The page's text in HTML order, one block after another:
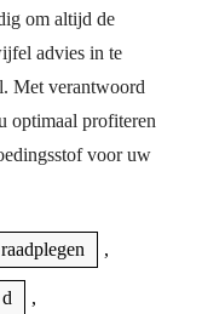
om altijd de
advies in te
Met verantwoord
optimaal profiteren
voor uw
,
,